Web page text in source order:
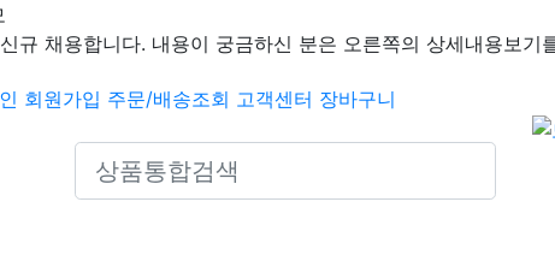
규 채용합니다. 내용이 궁금하신 분은 오른쪽의 상세내용보기
회원가입 주문/배송조회 고객센터 장바구니
Search icons